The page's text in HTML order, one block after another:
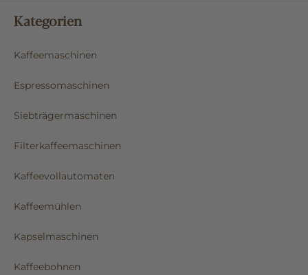
Kategorien
Kaffeemaschinen
Espressomaschinen
Siebträgermaschinen
Filterkaffeemaschinen
Kaffeevollautomaten
Kaffeemühlen
Kapselmaschinen
Kaffeebohnen